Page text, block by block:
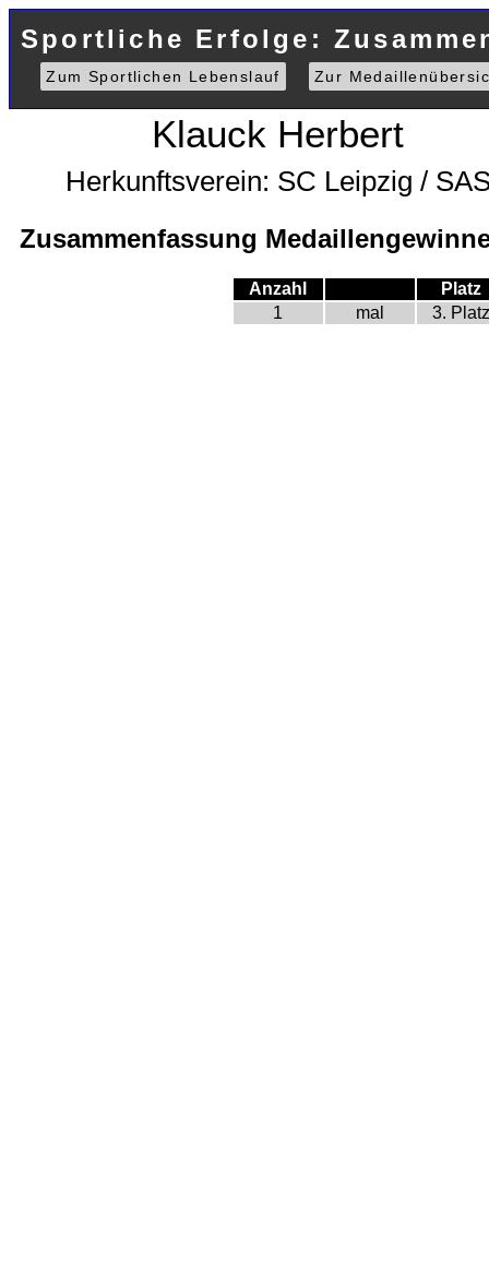
Sportliche Erfolge:
Zum Sportlichen Lebenslauf Zur
Klauck Herbert
Herkunftsverein: SC Leipzig /
Zusammenfassung
Anzahl
Platz
1
mal 3.